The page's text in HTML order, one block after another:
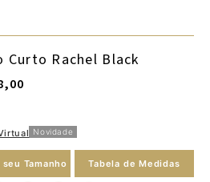
Curto Rachel Black
Novidade
Tamanho Tabela de Medidas